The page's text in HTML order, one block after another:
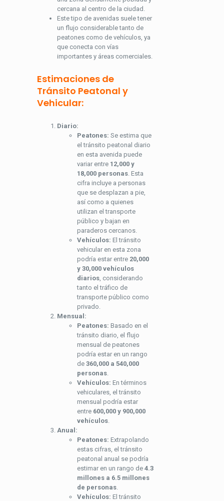
cercana al centro de la ciudad.
Este tipo de avenidas suele tener
un flujo considerable tanto de
peatones como de vehículos, ya
que conecta con vías
importantes y áreas comerciales.
Estimaciones de
Tránsito Peatonal y
Vehicular:
Diario:
Peatones: Se estima que
el tránsito peatonal diario
en esta avenida puede
variar entre 12,000 y
18,000 personas . Esta
cifra incluye a personas
que se desplazan a pie,
así como a quienes
utilizan el transporte
público y bajan en
paraderos cercanos.
Vehículos: El tránsito
vehicular en esta zona
podría estar entre 20,000
y 30,000 vehículos
diarios , considerando
tanto el tráfico de
transporte público como
privado.
Mensual:
Peatones: Basado en el
tránsito diario, el flujo
mensual de peatones
podría estar en un rango
de 360,000 a 540,000
personas
Vehículos: En términos
vehiculares, el tránsito
mensual podría estar
entre 600,000 y 900,000
vehículos
Anual:
Peatones: Extrapolando
estas cifras, el tránsito
peatonal anual se podría
estimar en un rango de 4.3
millones a 6.5 millones
de personas
Vehículos: El tránsito